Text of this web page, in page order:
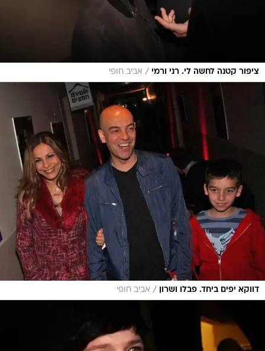
ציפור קטנה לחשה לי. רני ורמי / אביב חופי
דווקא יפים ביחד. פבלו ושרון / אביב חופי